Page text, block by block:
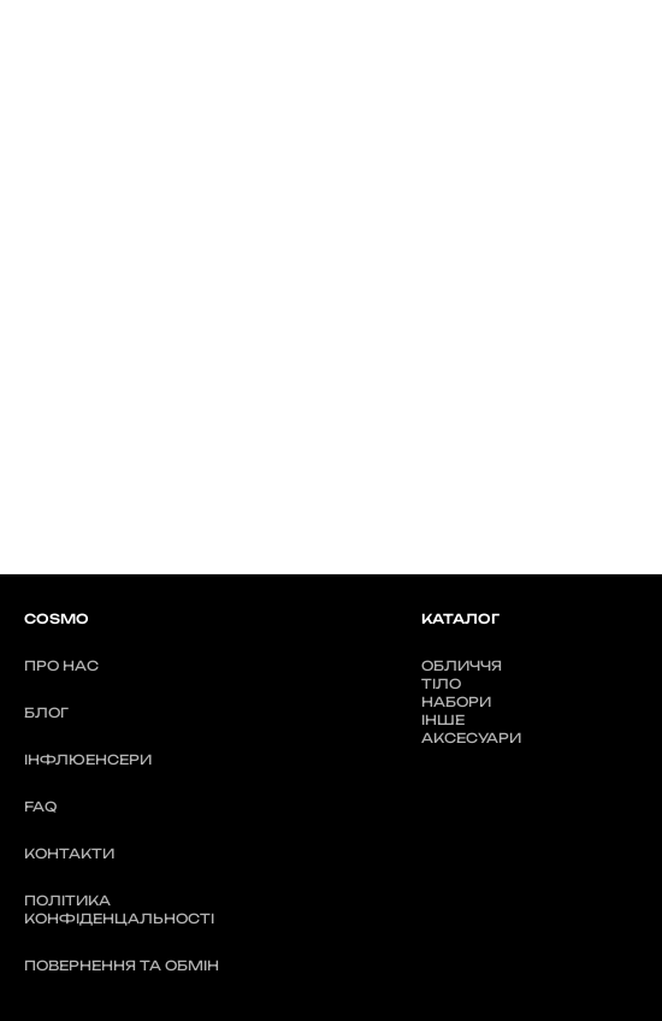
COSMO
ПРО НАС
БЛОГ
ІНФЛЮЕНСЕРИ
FAQ
КОНТАКТИ
ПОЛІТИКА
КОНФІДЕНЦАЛЬНОСТІ
ПОВЕРНЕННЯ ТА ОБМІН
КАТАЛОГ
ОБЛИЧЧЯ
ТІЛО
НАБОРИ
ІНШЕ
АКСЕСУАРИ